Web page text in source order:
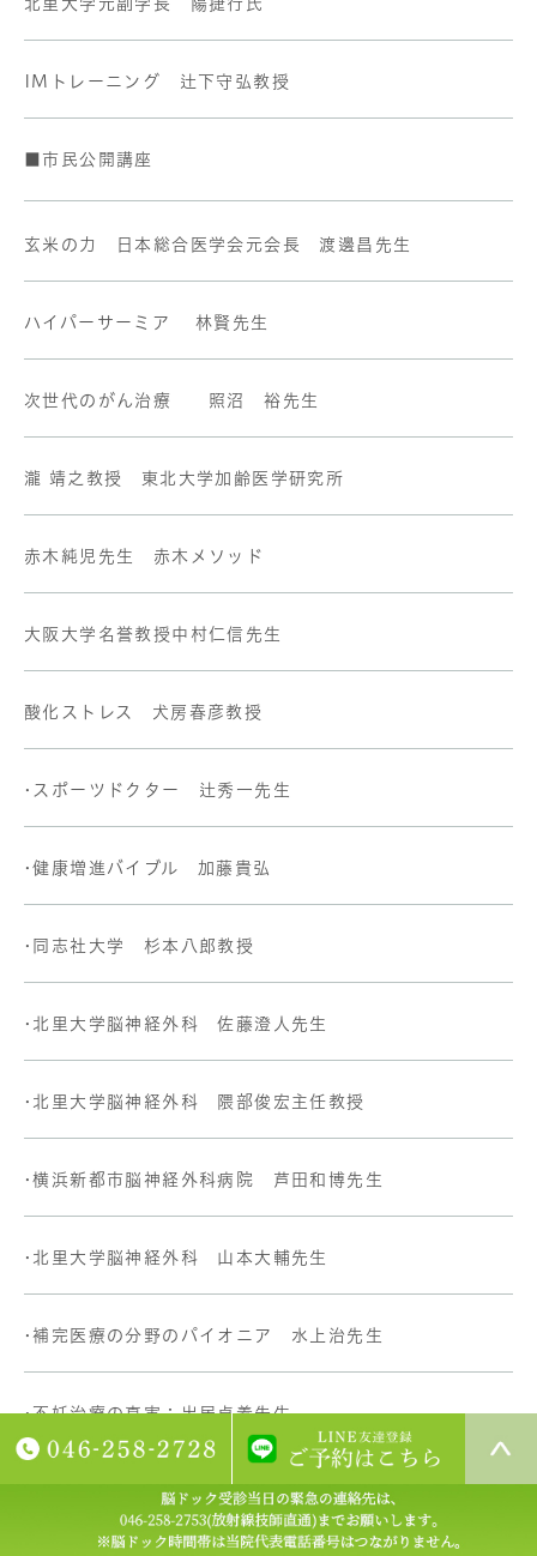
北里大学元副学長 陽捷行氏
IMトレーニング 辻下守弘教授
■市民公開講座
玄米の力 日本総合医学会元会長 渡邊昌先生
ハイパーサーミア 林賢先生
次世代のがん治療 照沼 裕先生
瀧 靖之教授 東北大学加齢医学研究所
赤木純児先生 赤木メソッド
大阪大学名誉教授中村仁信先生
酸化ストレス 犬房春彦教授
•スポーツドクター 辻秀一先生
•健康増進バイブル 加藤貴弘
•同志社大学 杉本八郎教授
•北里大学脳神経外科 佐藤澄人先生
•北里大学脳神経外科 隈部俊宏主任教授
•横浜新都市脳神経外科病院 芦田和博先生
•北里大学脳神経外科 山本大輔先生
•補完医療の分野のパイオニア 水上治先生
•不妊治療の真実：出居貞義先生
•北里大学脳神経外科 秀拓一郎先生